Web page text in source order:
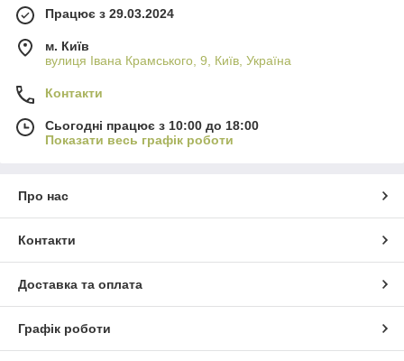
Працює з 29.03.2024
м. Київ
вулиця Івана Крамського, 9, Київ, Україна
Контакти
Сьогодні працює з 10:00 до 18:00
Показати весь графік роботи
Про нас
Контакти
Доставка та оплата
Графік роботи